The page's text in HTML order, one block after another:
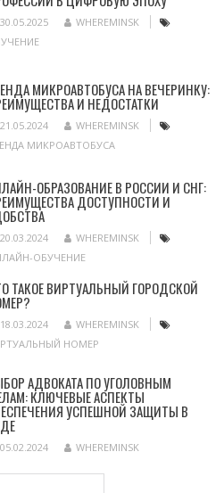
30.05.2025
WHEREMINSK
МИКРОАВТОБУСА НА ВЕЧЕРИНКУ:
И НЕДОСТАТКИ
21.05.2024
WHEREMINSK
МИКРОАВТОБУСА
ОБРАЗОВАНИЕ В РОССИИ И СНГ:
ДОСТУПНОСТИ И
20.03.2024
WHEREMINSK
ОБУЧЕНИЕ
ТАКОЕ ВИРТУАЛЬНЫЙ ГОРОДСКОЙ
18.03.2024
WHEREMINSK
НОМЕР
АДВОКАТА ПО УГОЛОВНЫМ
КЛЮЧЕВЫЕ АСПЕКТЫ
УСПЕШНОЙ ЗАЩИТЫ В
05.02.2024 WHEREMINSK